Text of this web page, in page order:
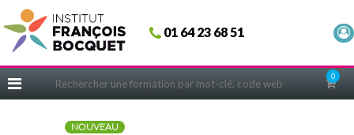
01 64 23 68 51
0
Fermer
ACCUEIL
CERIFICATIONS
INTRAS | SUR-MESURE
NOUVEAU